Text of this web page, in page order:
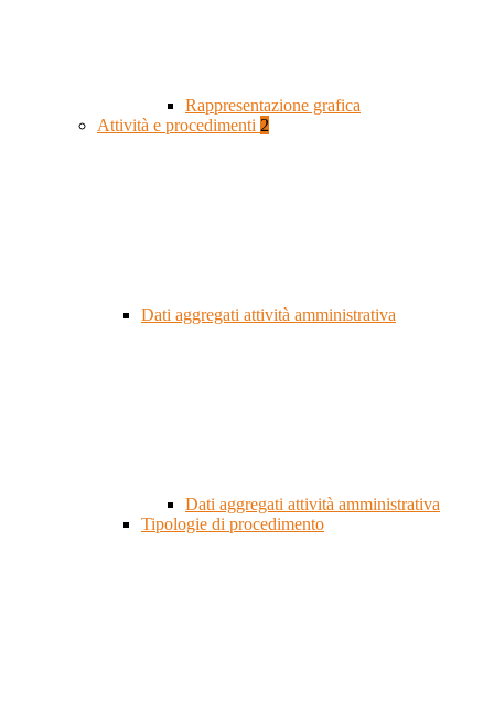
Rappresentazione grafica
Attività e procedimenti 2
Dati aggregati attività amministrativa
Dati aggregati attività amministrativa
Tipologie di procedimento